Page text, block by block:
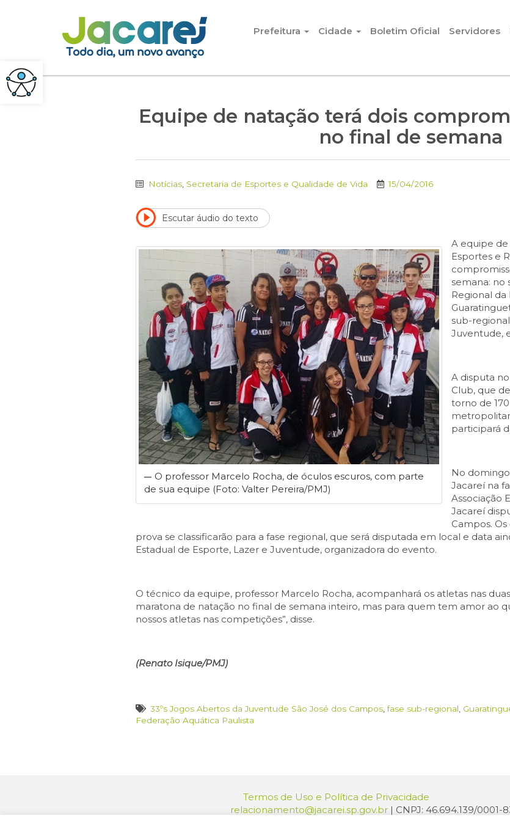
Pular para o conteúdo
Prefeitura
Cidade Boletim Oficial Servidores
Equipe de natação terá dois
no final de semana
Notícias Secretaria de Esportes e Qualidade de Vida 15/04/2016
Escutar áudio do texto
O professor Marcelo Rocha, de óculos escuros, com parte
de sua equipe (Foto: Valter Pereira/PMJ)
A equipe
Esportes e
semana: no
Regional
sub-
Juventude,
A disputa
Club, que
torno de
participará
No
Jacareí na
Associação
Jacareí
Campos.
prova se classificarão para a fase regional, que será disputada em local e data
Estadual de Esporte, Lazer e Juventude, organizadora do evento.
O técnico da equipe, professor Marcelo Rocha, acompanhará os atletas nas
maratona de natação no final de semana inteiro, mas para quem tem amor ao
nossos atletas nas competições”, disse.
(Renato Isique/PMJ)
33ºs Jogos Abertos da Juventude São José dos Campos ,fase sub-regional
Federação Aquática Paulista
Termos de Uso e Política de Privacidade
relacionamento@jacarei.sp.gov.br | CNPJ: 46.694.139/0001-